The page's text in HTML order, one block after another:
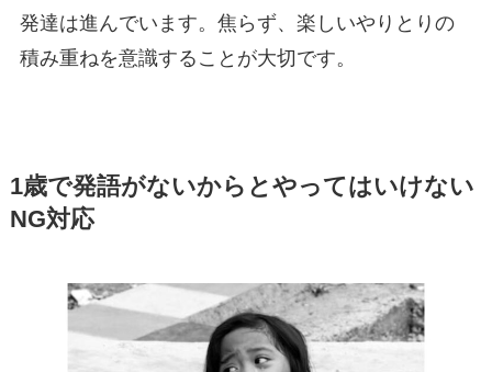
発達は進んでいます。焦らず、楽しいやりとりの
積み重ねを意識することが大切です。
1歳で発語がないからとやってはいけない
NG対応